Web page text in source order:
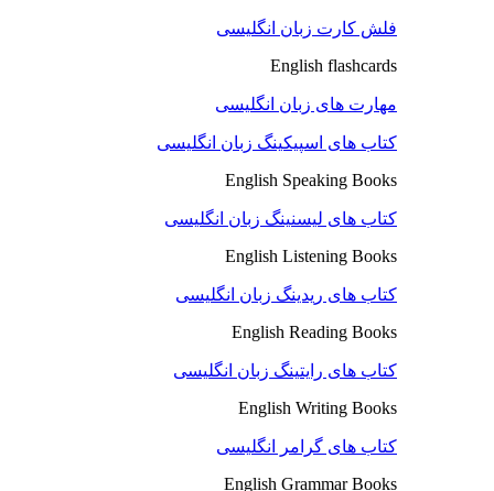
فلش کارت زبان انگلیسی
English flashcards
مهارت های زبان انگلیسی
کتاب های اسپیکینگ زبان انگلیسی
English Speaking Books
کتاب های لیسنینگ زبان انگلیسی
English Listening Books
کتاب های ریدینگ زبان انگلیسی
English Reading Books
کتاب های رایتینگ زبان انگلیسی
English Writing Books
کتاب های گرامر انگلیسی
English Grammar Books